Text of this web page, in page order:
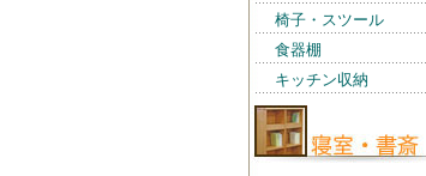
椅子・スツール
食器棚
キッチン収納